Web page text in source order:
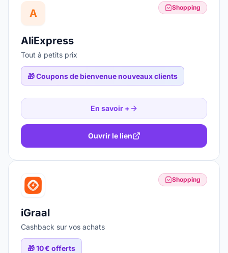
A Shopping
AliExpress
Tout à petits prix
🎁Coupons de bienvenue nouveaux clients
En savoir +
Ouvrir le lien
Shopping
iGraal
Cashback sur vos achats
🎁10 € offerts